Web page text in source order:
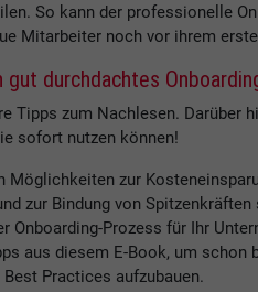
So kann der professionelle
Mitarbeiter noch vor ihrem
durchdachtes
Tipps zum Nachlesen. Darüber
sofort nutzen können!
Möglichkeiten zur
zur Bindung von
Onboarding-Prozess für Ihr
aus diesem E-Book, um schon
Practices aufzubauen.